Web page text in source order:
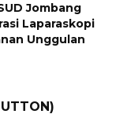
Jombang
Laparaskopi
Unggulan